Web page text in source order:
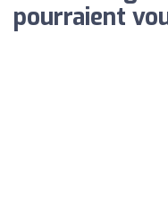
pourraient